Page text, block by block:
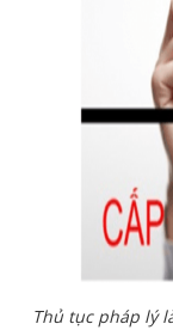
Thủ tục pháp lý